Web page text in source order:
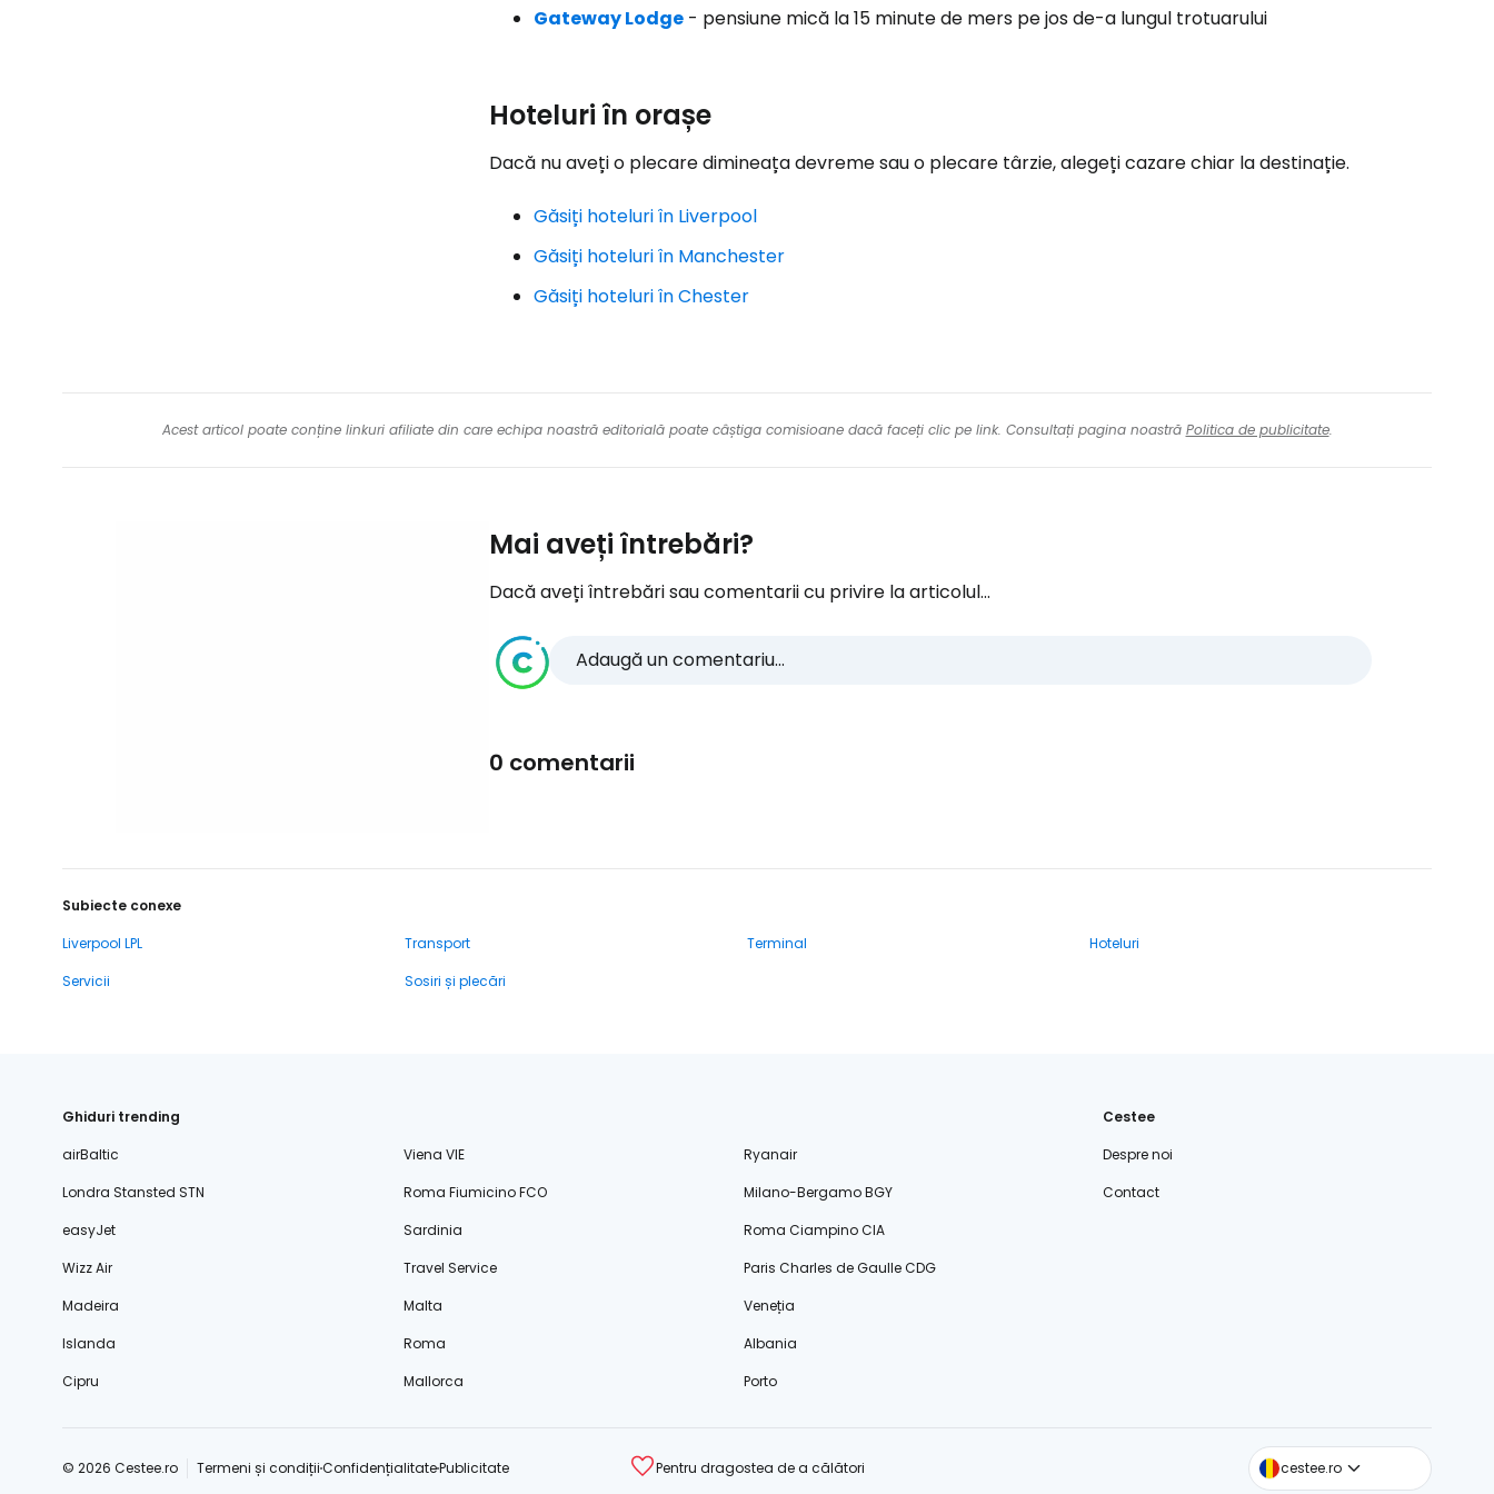
Gateway Lodge - pensiune mică la 15 minute de mers pe jos de-a lungul trotuarului
Hoteluri în orașe
Dacă nu aveți o plecare dimineața devreme sau o plecare târzie, alegeți cazare chiar la destinație.
Găsiți hoteluri în Liverpool
Găsiți hoteluri în Manchester
Găsiți hoteluri în Chester
Acest articol poate conține linkuri afiliate din care echipa noastră editorială poate câștiga comisioane dacă faceți clic pe link. Consultați pagina noastră Politica de publicitate.
Mai aveți întrebări?
Dacă aveți întrebări sau comentarii cu privire la articolul...
Adaugă un comentariu...
0 comentarii
Subiecte conexe
Liverpool LPL
Transport Terminal
Hoteluri
Servicii
Sosiri și plecări
Ghiduri trending
airBaltic
Viena VIE
Ryanair
Londra Stansted STN
Roma Fiumicino FCO
Milano-Bergamo BGY
easyJet
Sardinia
Roma Ciampino CIA
Wizz Air
Travel Service
Paris Charles de Gaulle CDG
Madeira
Malta
Veneția
Islanda
Roma
Albania
Cipru
Mallorca Porto
Cestee
Despre noi
Contact
© 2026 Cestee.ro Termeni și condițiiConfidențialitatePublicitate Pentru dragostea de a călători cestee.ro
cestee.com
cestee.sk